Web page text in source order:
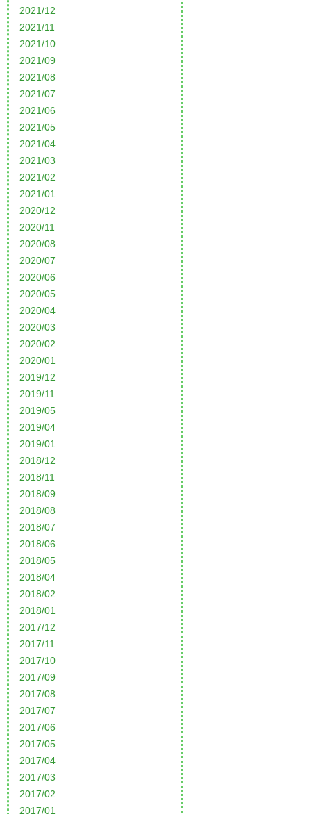
2021/12
2021/11
2021/10
2021/09
2021/08
2021/07
2021/06
2021/05
2021/04
2021/03
2021/02
2021/01
2020/12
2020/11
2020/08
2020/07
2020/06
2020/05
2020/04
2020/03
2020/02
2020/01
2019/12
2019/11
2019/05
2019/04
2019/01
2018/12
2018/11
2018/09
2018/08
2018/07
2018/06
2018/05
2018/04
2018/02
2018/01
2017/12
2017/11
2017/10
2017/09
2017/08
2017/07
2017/06
2017/05
2017/04
2017/03
2017/02
2017/01